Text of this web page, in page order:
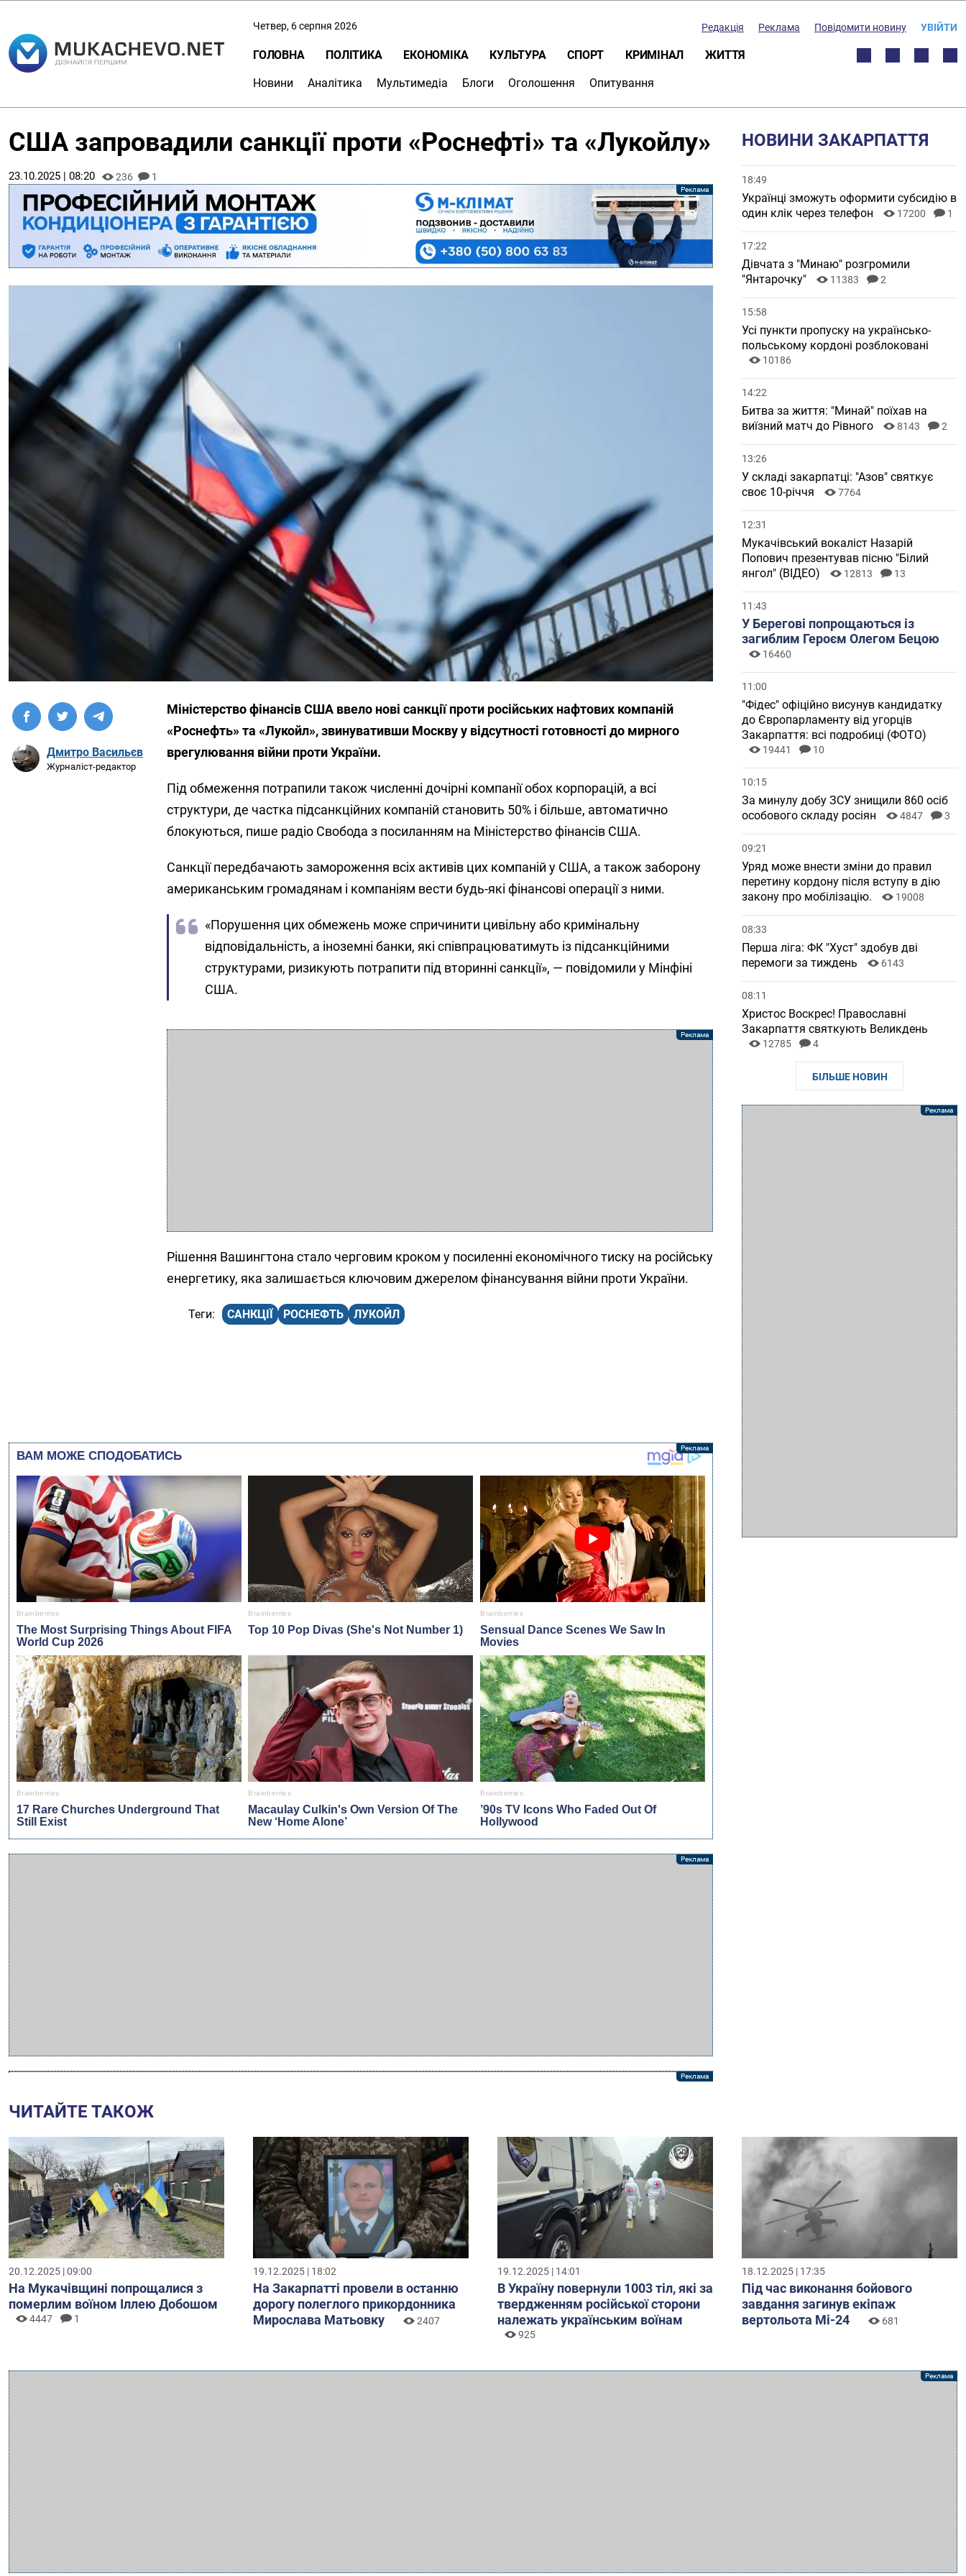
Четвер, 6 серпня 2026 Редакція Реклама Повідомити новину УВІЙТИ
ГОЛОВНА ПОЛІТИКА ЕКОНОМІКА КУЛЬТУРА СПОРТ КРИМІНАЛ ЖИТТЯ
Новини Аналітика Мультимедіа Блоги Оголошення Опитування
США запровадили санкції проти «Роснефті» та «Лукойлу»
23.10.2025 | 08:20 236 1
Дмитро Васильєв
Журналіст-редактор
Міністерство фінансів США ввело нові санкції проти російських нафтових компаній
«Роснефть» та «Лукойл», звинувативши Москву у відсутності готовності до мирного
врегулювання війни проти України.
Під обмеження потрапили також численні дочірні компанії обох корпорацій, а всі
структури, де частка підсанкційних компаній становить 50% і більше, автоматично
блокуються, пише радіо Свобода з посиланням на Міністерство фінансів США.
Санкції передбачають замороження всіх активів цих компаній у США, а також заборону
американським громадянам і компаніям вести будь-які фінансові операції з ними.
«Порушення цих обмежень може спричинити цивільну або кримінальну
відповідальність, а іноземні банки, які співпрацюватимуть із підсанкційними
структурами, ризикують потрапити під вторинні санкції», — повідомили у Мінфіні
США.
Рішення Вашингтона стало черговим кроком у посиленні економічного тиску на російську
енергетику, яка залишається ключовим джерелом фінансування війни проти України.
САНКЦІЇ РОСНЕФТЬ ЛУКОЙЛ
НОВИНИ ЗАКАРПАТТЯ
18:49
Українці зможуть оформити субсидію в
один клік через телефон
17200 1
17:22
Дівчата з "Минаю" розгромили
"Янтарочку"
11383 2
15:58
Усі пункти пропуску на українсько-
польському кордоні розблоковані
10186
14:22
Битва за життя: "Минай" поїхав на
виїзний матч до Рівного
8143 2
13:26
У складі закарпатці: "Азов" святкує
своє 10-річчя
7764
12:31
Мукачівський вокаліст Назарій
Попович презентував пісню "Білий
янгол" (ВІДЕО)
12813 13
11:43
У Берегові попрощаються із
загиблим Героєм Олегом Бецою
16460
11:00
"Фідес" офіційно висунув кандидатку
до Європарламенту від угорців
Закарпаття: всі подробиці (ФОТО)
19441 10
10:15
За минулу добу ЗСУ знищили 860 осіб
особового складу росіян
4847 3
09:21
Уряд може внести зміни до правил
перетину кордону після вступу в дію
закону про мобілізацію.
19008
08:33
Перша ліга: ФК "Хуст" здобув дві
перемоги за тиждень
6143
08:11
Христос Воскрес! Православні
Закарпаття святкують Великдень
12785 4
БІЛЬШЕ НОВИН
ЧИТАЙТЕ ТАКОЖ
20.12.2025 | 09:00
На Мукачівщині попрощалися з
померлим воїном Іллею Добошом
4447 1
19.12.2025 | 18:02
На Закарпатті провели в останню
дорогу полеглого прикордонника
Мирослава Матьовку
2407
19.12.2025 | 14:01
В Україну повернули 1003 тіл, які за
твердженням російської сторони
належать українським воїнам
925
18.12.2025 | 17:35
Під час виконання бойового
завдання загинув екіпаж
вертольота Мі-24
681